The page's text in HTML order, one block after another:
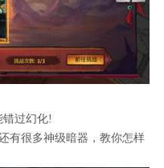
错过幻化!
有很多神级暗器，教你怎样